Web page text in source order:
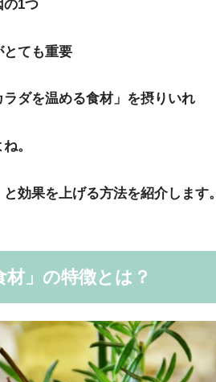
の1つ
とても重要
ダを温める食材」を摂りいれ
。
効果を上げる方法を紹介します。
」の特徴とは？